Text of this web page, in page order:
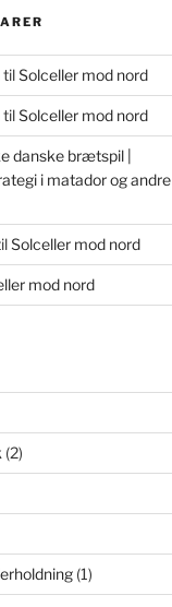
tilSolceller mod nord
tilSolceller mod nord
danske brætspil |
i matador og andre
Solceller mod nord
mod nord
(2)
(1)